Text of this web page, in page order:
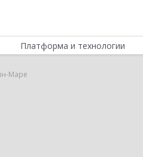
Платформа и технологии
Маре